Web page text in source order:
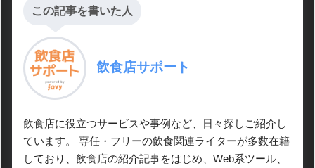
この記事を書いた人
飲食店サポート
飲食店に役立つサービスや事例など、日々探しご紹介し
ています。 専任・フリーの飲食関連ライターが多数在籍
しており、飲食店の紹介記事をはじめ、Web系ツール、